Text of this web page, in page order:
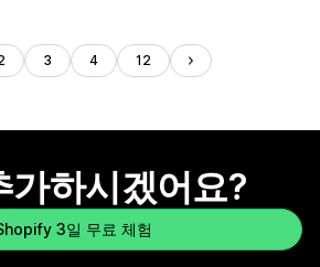
3 4 12
가하시겠어요?
3일 무료 체험